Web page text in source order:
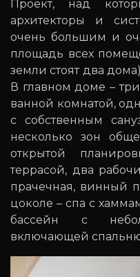
Проект, над
архитекторы и
очень большим и
площадь всех
земли стоят два
В главном доме –
ванной комнатой,
с собственным
несколько зон
открытой
террасой, два
прачечная, винный
цоколе – спа с
бассейн с
включающей